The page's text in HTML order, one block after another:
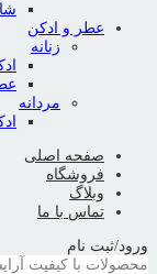
عطر و ادکن
زنانه
مردانه
صفحه اصلی
فروشگاه
وبلاگ
تماس با ما
ورود/ثبت نام
محصولات با کیفیت